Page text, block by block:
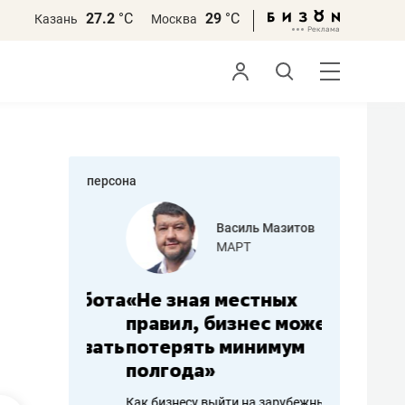
Казань 27.2 °С Москва 29 °С
персона
работа
Василь Мазитов
МАРТ
«Не зная местных
правил, бизнес может
потерять минимум
полгода»